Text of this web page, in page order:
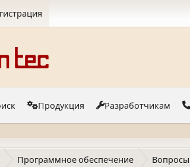
Продукция Разработчикам
Программное обеспечение Вопросы